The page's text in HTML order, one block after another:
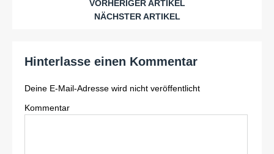
VORHERIGER ARTIKEL
NÄCHSTER ARTIKEL
Hinterlasse einen Kommentar
Deine E-Mail-Adresse wird nicht veröffentlicht
Kommentar